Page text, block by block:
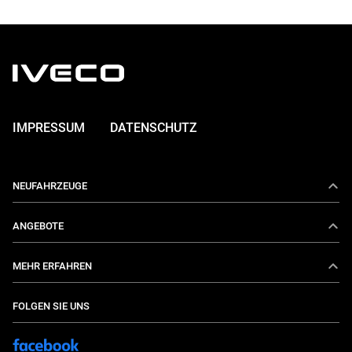
IMPRESSUM DATENSCHUTZ
NEUFAHRZEUGE
Daily
S-Way
ANGEBOTE
Aktionen
MEHR ERFAHREN
Über uns
FOLGEN SIE UNS